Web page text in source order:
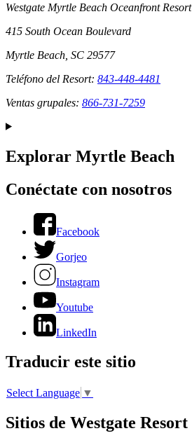
Westgate Myrtle Beach Oceanfront Resort
415 South Ocean Boulevard
Myrtle Beach, SC 29577
Teléfono del Resort: 843-448-4481
Ventas grupales: 866-731-7259
Explorar Myrtle Beach
Conéctate con nosotros
Facebook
Gorjeo
Instagram
Youtube
LinkedIn
Traducir este sitio
Select Language ▼
Sitios de Westgate Resort